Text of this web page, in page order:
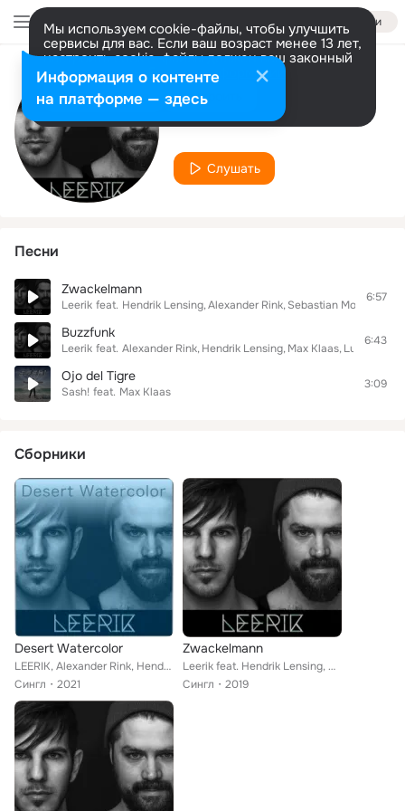
Войти
Мы используем cookie-файлы, чтобы улучшить
сервисы для вас. Если ваш возраст менее 13 лет,
настроить cookie-файлы должен ваш законный
представитель. Больше информации
Разрешить все Настроить
Исполнитель
Max Klaas
Слушать
Песни
Zwackelmann
Leerik feat. Hendrik Lensing Alexander Rink Sebastian Motz
6:57
Buzzfunk
Leerik feat. Alexander Rink Hendrik Lensing Max Klaas Lutz
6:43
Ojo del Tigre
Sash! feat. Max Klaas
3:09
Сборники
Desert Watercolor
LEERIK, Alexander Rink, Hendrik Lensing feat. Tobias Weidinger, Lutz Häfner, Max Klaas, Simon Oslender, Claus Fischer
Сингл
2021
Zwackelmann
Leerik feat. Hendrik Lensing, Alexander Rink, Sebastian Motz, Raymond Blake, Max Klaas
Сингл
2019
Информация о контенте
на платформе — здесь